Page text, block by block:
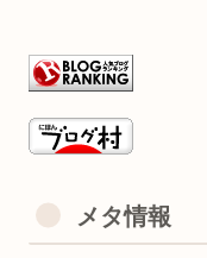
メタ情報